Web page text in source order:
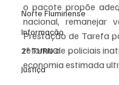
Norte Fluminense
Informação
2º TURNO
Justiça
o pacote propõe
nacional, remanejar
Prestação de Tarefa
retorno de policiais
economia estimada